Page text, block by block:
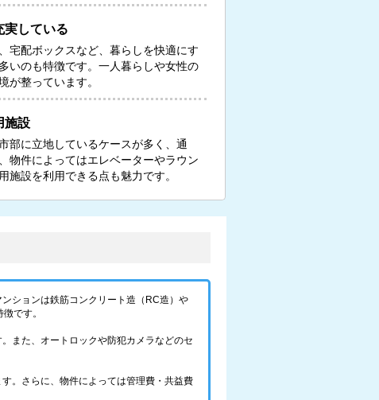
実している
宅配ボックスなど、暮らしを快適にす
いのも特徴です。一人暮らしや女性の
が整っています。
施設
部に立地しているケースが多く、通
物件によってはエレベーターやラウン
施設を利用できる点も魅力です。
ションは鉄筋コンクリート造（RC造）や
です。
また、オートロックや防犯カメラなどのセ
。さらに、物件によっては管理費・共益費